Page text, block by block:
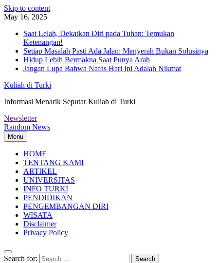
Skip to content
May 16, 2025
Saat Lelah, Dekatkan Diri pada Tuhan: Temukan
Ketenangan!
Setiap Masalah Pasti Ada Jalan: Menyerah Bukan Solusinya
Hidup Lebih Bermakna Saat Punya Arah
Jangan Lupa Bahwa Nafas Hari Ini Adalah Nikmat
Kuliah di Turki
Informasi Menarik Seputar Kuliah di Turki
Newsletter
Random News
Menu
HOME
TENTANG KAMI
ARTIKEL
UNIVERSITAS
INFO TURKI
PENDIDIKAN
PENGEMBANGAN DIRI
WISATA
Disclaimer
Privacy Policy
Search for: